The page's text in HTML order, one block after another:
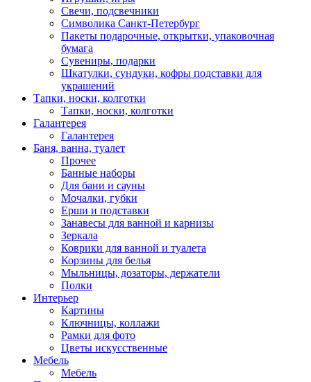
Свечи, подсвечники
Символика Санкт-Петербург
Пакеты подарочные, открытки, упаковочная
бумага
Сувениры, подарки
Шкатулки, сундуки, кофры подставки для
украшений
Тапки, носки, колготки
Тапки, носки, колготки
Галантерея
Галантерея
Баня, ванна, туалет
Прочее
Банные наборы
Для бани и сауны
Мочалки, губки
Ерши и подставки
Занавесы для ванной и карнизы
Зеркала
Коврики для ванной и туалета
Корзины для белья
Мыльницы, дозаторы, держатели
Полки
Интерьер
Картины
Ключницы, коллажи
Рамки для фото
Цветы искусственные
Мебель
Мебель